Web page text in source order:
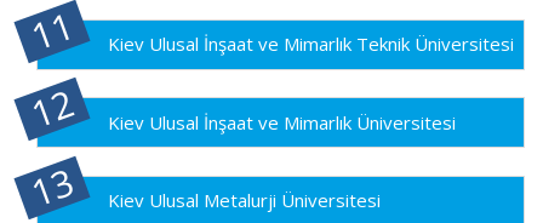
Kiev Ulusal İnşaat ve Mimarlık Teknik Üniversitesi
Kiev Ulusal İnşaat ve Mimarlık Üniversitesi
Kiev Ulusal Metalurji Üniversitesi